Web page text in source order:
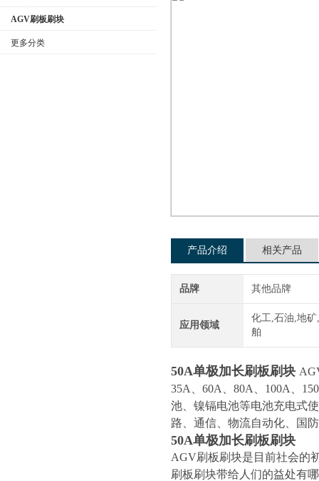
AGV刷板刷块
更多分类
产品介绍 相关产品
品牌 其他品牌
应用领域
化工,石油,地
舶
50A单极加长刷板刷块
35A、60A、80A、100A、
池、镍镉电池等电池充电式
路、通信、物流自动化、国
50A单极加长刷板刷块
AGV刷板刷块是目前社会的
刷板刷块带给人们的益处有